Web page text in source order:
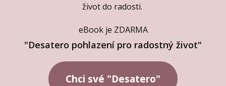
život do radosti.
eBook je ZDARMA
"Desatero pohlazení pro radostný život"
Chci své "Desatero"